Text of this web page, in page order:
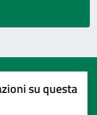
su questa